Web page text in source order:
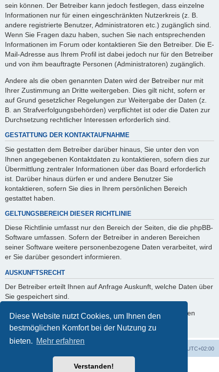
Diese Website nutzt Cookies, um Ihnen den
bestmöglichen Komfort bei der Nutzung zu
bieten. Mehr erfahren
Verstanden!
sein können. Der Betreiber kann jedoch festlegen, dass einzelne
Informationen nur für einen eingeschränkten Nutzerkreis (z. B.
andere registrierte Benutzer, Administratoren etc.) zugänglich sind.
Wenn Sie Fragen dazu haben, suchen Sie nach entsprechenden
Informationen im Forum oder kontaktieren Sie den Betreiber. Die E-
Mail-Adresse aus Ihrem Profil ist dabei jedoch nur für den Betreiber
und von ihm beauftragte Personen (Administratoren) zugänglich.
Andere als die oben genannten Daten wird der Betreiber nur mit
Ihrer Zustimmung an Dritte weitergeben. Dies gilt nicht, sofern er
auf Grund gesetzlicher Regelungen zur Weitergabe der Daten (z.
B. an Strafverfolgungsbehörden) verpflichtet ist oder die Daten zur
Durchsetzung rechtlicher Interessen erforderlich sind.
GESTATTUNG DER KONTAKTAUFNAHME
Sie gestatten dem Betreiber darüber hinaus, Sie unter den von
Ihnen angegebenen Kontaktdaten zu kontaktieren, sofern dies zur
Übermittlung zentraler Informationen über das Board erforderlich
ist. Darüber hinaus dürfen er und andere Benutzer Sie
kontaktieren, sofern Sie dies in Ihrem persönlichen Bereich
gestattet haben.
GELTUNGSBEREICH DIESER RICHTLINIE
Diese Richtlinie umfasst nur den Bereich der Seiten, die die phpBB-
Software umfassen. Sofern der Betreiber in anderen Bereichen
seiner Software weitere personenbezogene Daten verarbeitet, wird
er Sie darüber gesondert informieren.
AUSKUNFTSRECHT
Der Betreiber erteilt Ihnen auf Anfrage Auskunft, welche Daten über
Sie gespeichert sind.
Sie können jederzeit die Löschung bzw. Sperrung Ihrer Daten
verlangen. Kontaktieren Sie hierzu bitte den Betreiber.
UTC+02:00
Powered byphpBB® Forum Software © phpBB Limited